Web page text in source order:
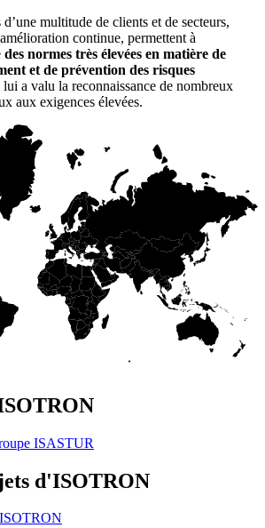
multitude de clients et de secteurs,
continue, permettent à
des normes très élevées en matière de
et de prévention des risques
lui a valu la reconnaissance de nombreux
aux exigences élevées.
ISASTUR
d'ISOTRON